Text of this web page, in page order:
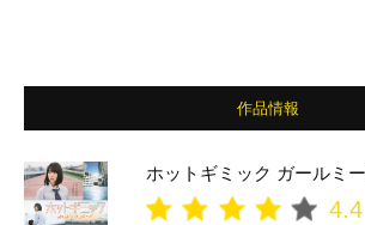
作品情報
ホットギミック ガールミ
4.4